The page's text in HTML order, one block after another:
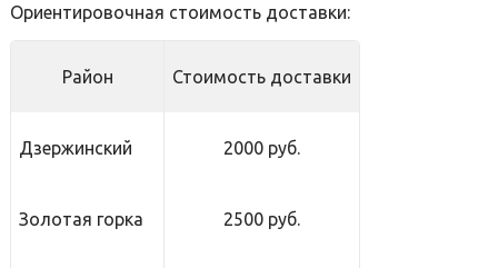
Ориентировочная стоимость доставки:
Район Стоимость доставки
Дзержинский 2000 руб.
Золотая горка 2500 руб.